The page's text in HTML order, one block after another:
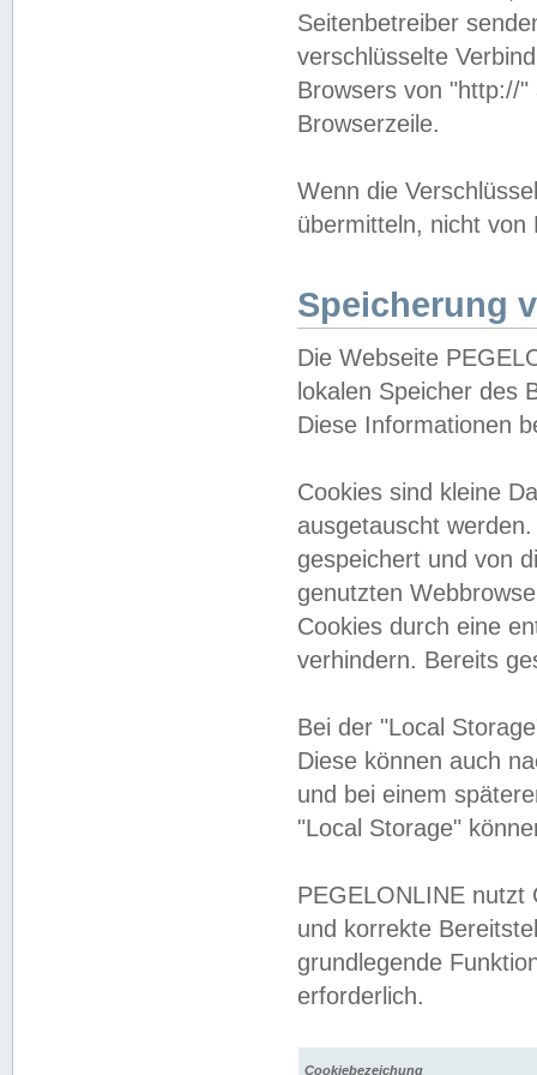
Seitenbetreiber
verschlüsselte
Browsers von "http://
Browserzeile.
Wenn die
übermitteln, nicht von
Speicherung
Die Webseite
lokalen Speicher des
Diese Informationen
Cookies sind kleine
ausgetauscht
gespeichert und von
genutzten
Cookies durch eine
verhindern. Bereits
Bei der "Local
Diese können auch
und bei einem
"Local Storage"
PEGELONLINE nutzt
und korrekte
grundlegende
erforderlich.
Cookiebezeichung